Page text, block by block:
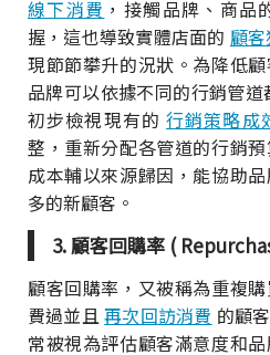
線下消費 ，接觸品牌、商品
握，這也導致實體店面的 顧
現節節攀升的況狀。為降低
品牌可以依據不同的行銷管道
初步檢視現有的行銷策略成
整，重新分配各管道的行銷
成本輔以來源歸因，能協助
多的新顧客。
3. 顧客回購率 (
顧客回購率，又被稱為重複
費過並且再次回訪消費 的顧
常被視為評估顧客滿意度和